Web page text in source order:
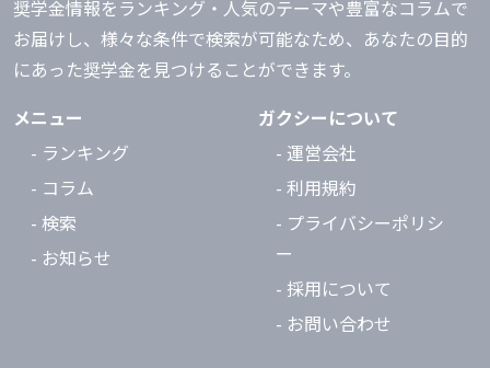
奨学金情報をランキング・人気のテーマや豊富なコラムで
お届けし、様々な条件で検索が可能なため、あなたの目的
にあった奨学金を見つけることができます。
メニュー
- ランキング
- コラム
- 検索
- お知らせ
ガクシーについて
- 運営会社
- 利用規約
- プライバシーポリシ
ー
- 採用について
- お問い合わせ